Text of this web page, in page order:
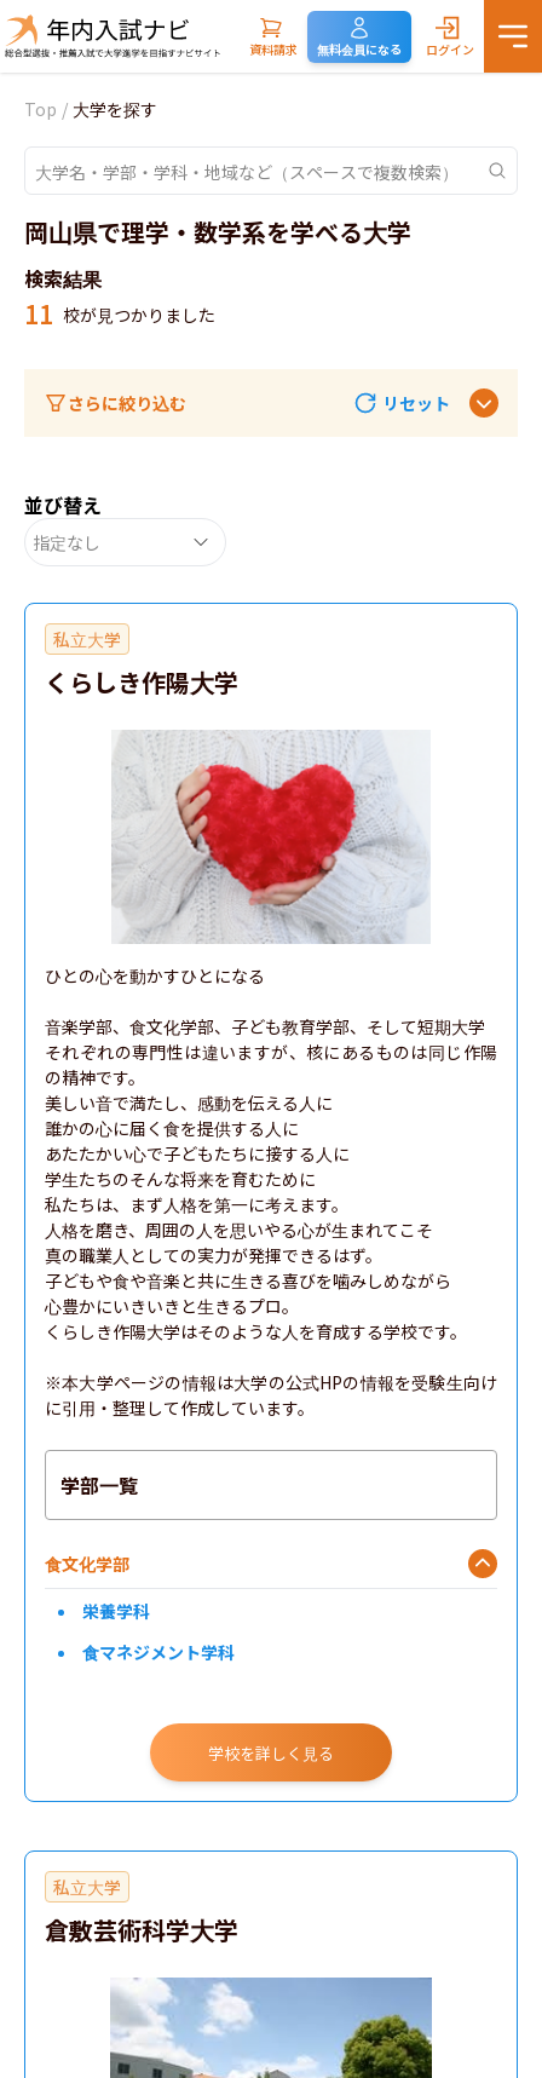
資料請求 無料会員になる ログイン
Top / 大学を探す
岡山県で理学・数学系を学べる大学
検索結果
11 校が見つかりました
さらに絞り込む リセット
並び替え
指定なし
私立大学
くらしき作陽大学
ひとの心を動かすひとになる
音楽学部、食文化学部、子ども教育学部、そして短期大学
それぞれの専門性は違いますが、核にあるものは同じ作陽
の精神です。
美しい音で満たし、感動を伝える人に
誰かの心に届く食を提供する人に
あたたかい心で子どもたちに接する人に
学生たちのそんな将来を育むために
私たちは、まず人格を第一に考えます。
人格を磨き、周囲の人を思いやる心が生まれてこそ
真の職業人としての実力が発揮できるはず。
子どもや食や音楽と共に生きる喜びを噛みしめながら
心豊かにいきいきと生きるプロ。
くらしき作陽大学はそのような人を育成する学校です。
※本大学ページの情報は大学の公式HPの情報を受験生向け
に引用・整理して作成しています。
学部一覧
食文化学部
栄養学科
食マネジメント学科
学校を詳しく見る
私立大学
倉敷芸術科学大学